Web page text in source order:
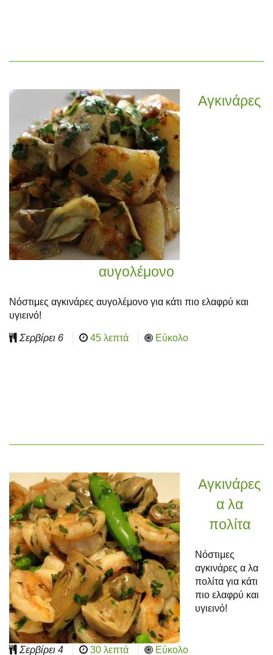
Αγκινάρες
αυγολέμονο
Νόστιμες αγκινάρες αυγολέμονο για κάτι πιο ελαφρύ και
υγιεινό!
Σερβίρει 6 45 λεπτά Εύκολο
Αγκινάρες
α λα
πολίτα
Νόστιμες
αγκινάρες α λα
πολίτα για κάτι
πιο ελαφρύ και
υγιεινό!
Σερβίρει 4 30 λεπτά Εύκολο